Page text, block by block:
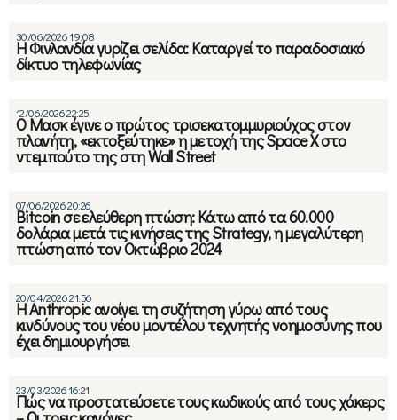
30/06/2026 19:08
Η Φινλανδία γυρίζει σελίδα: Καταργεί το παραδοσιακό
δίκτυο τηλεφωνίας
12/06/2026 22:25
Ο Μασκ έγινε ο πρώτος τρισεκατομμυριούχος στον
πλανήτη, «εκτοξεύτηκε» η μετοχή της Space X στο
ντεμπούτο της στη Wall Street
07/06/2026 20:26
Βitcoin σε ελεύθερη πτώση: Κάτω από τα 60.000
δολάρια μετά τις κινήσεις της Strategy, η μεγαλύτερη
πτώση από τον Οκτώβριο 2024
20/04/2026 21:56
Η Anthropic ανοίγει τη συζήτηση γύρω από τους
κινδύνους του νέου μοντέλου τεχνητής νοημοσύνης που
έχει δημιουργήσει
23/03/2026 16:21
Πώς να προστατεύσετε τους κωδικούς από τους χάκερς